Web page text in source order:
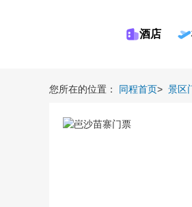
酒店
您所在的位置： 同程首页> 景区